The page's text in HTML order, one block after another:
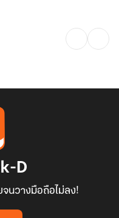
D
นวางมือถือไม่ลง!